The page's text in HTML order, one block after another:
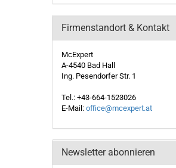
Firmenstandort & Kontakt
McExpert
A-4540 Bad Hall
Ing. Pesendorfer Str. 1
Tel.: +43-664-1523026
E-Mail: office@mcexpert.at
Newsletter abonnieren